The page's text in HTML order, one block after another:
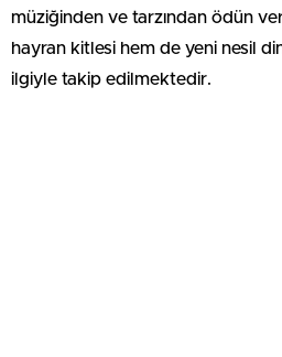
müziğinden ve tarzından ödün
hayran kitlesi hem de yeni nesil
ilgiyle takip edilmektedir.